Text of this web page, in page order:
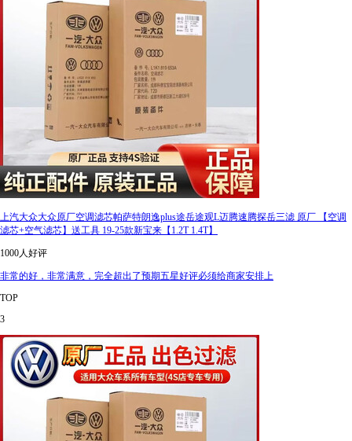
上汽大众大众原厂空调滤芯帕萨特朗逸plus途岳途观L迈腾速腾探岳三滤 原厂 【空调
滤芯+空气滤芯】送工具 19-25款新宝来【1.2T 1.4T】
1000人好评
非常的好，非常满意，完全超出了预期五星好评必须给商家安排上
TOP
3